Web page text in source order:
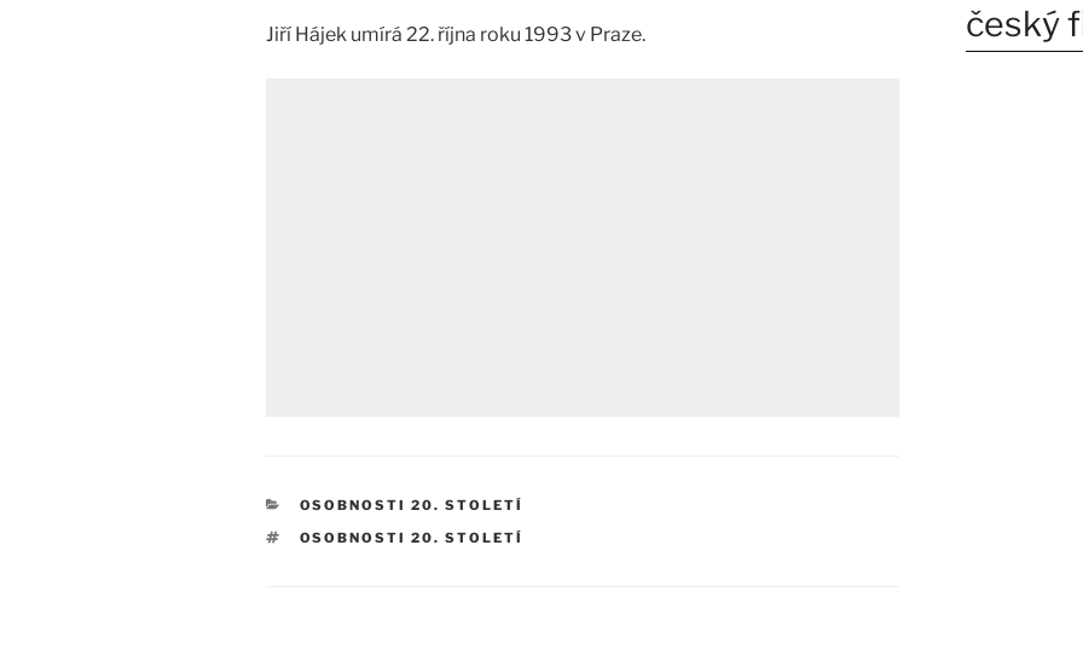
Jiří Hájek umírá 22. října roku 1993 v Praze.
RUBRIKY
OSOBNOSTI 20. STOLETÍ
ŠTÍTKY
OSOBNOSTI 20. STOLETÍ
český